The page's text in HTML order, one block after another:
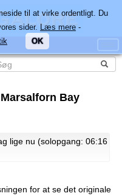
Bay
lige nu (solopgang: 06:16
for at se det originale
til at virke ordentligt. Du
sider. Læs mere -
OK